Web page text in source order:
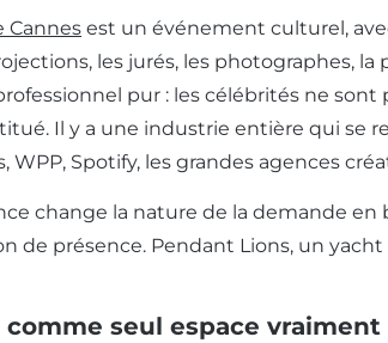
Cannes est un événement culturel,
les jurés, les photographes,
pur : les célébrités ne sont
Il y a une industrie entière qui se
WPP, Spotify, les grandes agences
change la nature de la demande en
de présence. Pendant Lions, un
comme seul espace vraiment